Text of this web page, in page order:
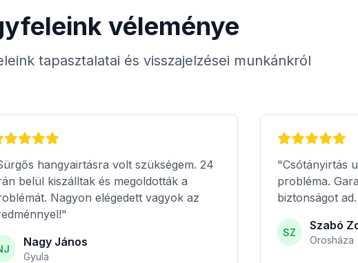
véleménye
tapasztalatai és visszajelzései munkánkról
hangyairtásra volt szükségem. 24
belül kiszálltak és megoldották a
Nagyon elégedett vagyok az
Nagy János
Gyula
"Csótányirtás
probléma.
biztonságot
SZ
Szabó
Orosháza